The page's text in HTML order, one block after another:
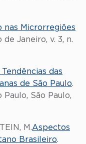
nas Microrregiões
Janeiro, v. 3, n.
das
de São Paulo.
São Paulo,
M.Aspectos
Brasileiro.